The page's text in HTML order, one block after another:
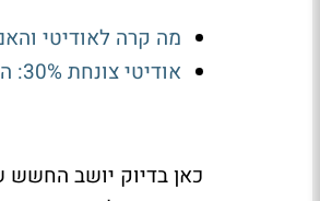
מה קרה לאודיטי
אודיטי צונחת 30%: ההכנסות ירדו ב-26% והחברה עברה להפסד של 21 מיליון דולר
כאן בדיוק יושב החשש